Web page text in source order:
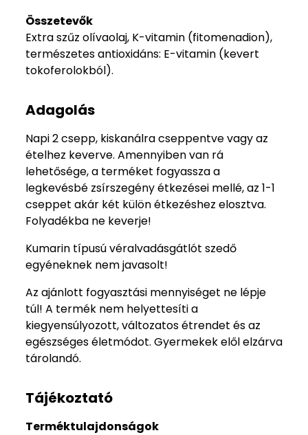
Összetevők
Extra szűz olívaolaj, K-vitamin (fitomenadion),
természetes antioxidáns: E-vitamin (kevert
tokoferolokból).
Adagolás
Napi 2 csepp, kiskanálra cseppentve vagy az
ételhez keverve. Amennyiben van rá
lehetősége, a terméket fogyassza a
legkevésbé zsírszegény étkezései mellé, az 1-1
cseppet akár két külön étkezéshez elosztva.
Folyadékba ne keverje!
Kumarin típusú véralvadásgátlót szedő
egyéneknek nem javasolt!
Az ajánlott fogyasztási mennyiséget ne lépje
túl! A termék nem helyettesíti a
kiegyensúlyozott, változatos étrendet és az
egészséges életmódot. Gyermekek elől elzárva
tárolandó.
Tájékoztató
Terméktulajdonságok